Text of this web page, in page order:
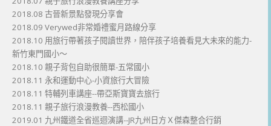
2018.08 古晉新景點發現分享會
2018.09 Verywed非常婚禮蜜月路線分享
2018.10 用旅行帶著孩子閱讀世界，陪伴孩子培養看見大未來的能力-
新竹東門國小～
2018.10 親子背包自助很簡單-五常國小
2018.11 永和運動中心-小資旅行大冒險
2018.11 特輔列車講座--帶亞斯寶寶去旅行
2018.11 親子旅行浪漫教養--西松國小
2019.01 九州鐵道全省巡迴演講--JR九州日方Ｘ傑森整合行銷